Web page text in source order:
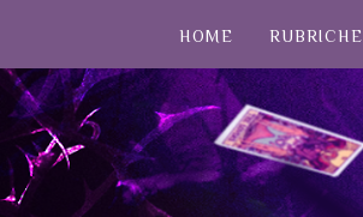
HOME RUBRICHE